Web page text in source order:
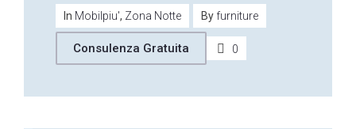
In Mobilpiu', Zona Notte By furniture
Consulenza Gratuita 0